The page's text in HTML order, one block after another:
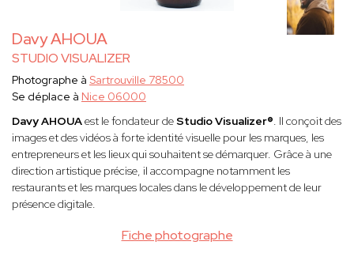
Davy AHOUA
STUDIO VISUALIZER
Fiche photographe
Photographe à Sartrouville 78500
Se déplace à Nice 06000
Davy AHOUAest le fondateur deStudio Visualizer®. Il conçoit des
images et des vidéos à forte identité visuelle pour les marques, les
entrepreneurs et les lieux qui souhaitent se démarquer. Grâce à une
direction artistique précise, il accompagne notamment les
restaurants et les marques locales dans le développement de leur
présence digitale.